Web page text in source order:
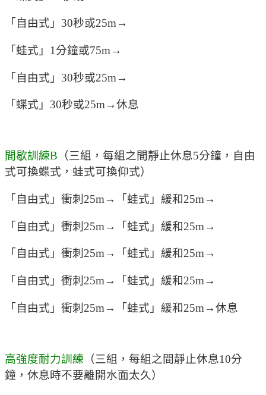
「自由式」30秒或25m→
「蛙式」1分鐘或75m→
「自由式」30秒或25m→
「蝶式」30秒或25m→休息
間歇訓練B （三組，每組之間靜止休息5分鐘，自由
式可換蝶式，蛙式可換仰式）
「自由式」衝刺25m→「蛙式」緩和25m→
「自由式」衝刺25m→「蛙式」緩和25m→
「自由式」衝刺25m→「蛙式」緩和25m→
「自由式」衝刺25m→「蛙式」緩和25m→
「自由式」衝刺25m→「蛙式」緩和25m→休息
高強度耐力訓練 （三組，每組之間靜止休息10分
鐘，休息時不要離開水面太久）